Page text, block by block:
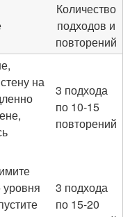
Количество
подходов и
повторений
на
3 подхода
по 10-15
повторений
уровня
3 подхода
по 15-20